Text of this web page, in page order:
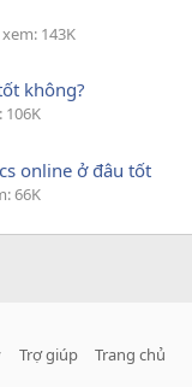
143K
không?
online ở đâu tốt
66K
Trợ giúp Trang chủ